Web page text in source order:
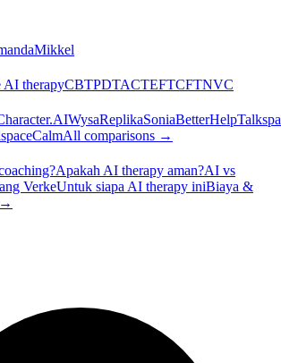
Mikkel
AI therapyCBTPDTACTEFTCFTNVC
WysaReplikaSoniaBetterHelp
CalmAll comparisons →
Apakah AI therapy aman?AI vs
VerkeUntuk siapa AI therapy iniBiaya &
→